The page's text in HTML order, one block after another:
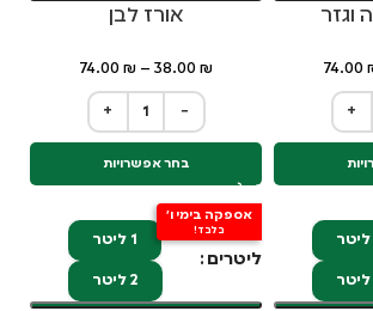
וגזר
74.00
+
אורז לבן
38.00 ₪
–
74.00 ₪
+ −
בחר אפשרויות
אספקה בימי ו'
בלבד!
ליטרים
1 ליטר
2 ליטר